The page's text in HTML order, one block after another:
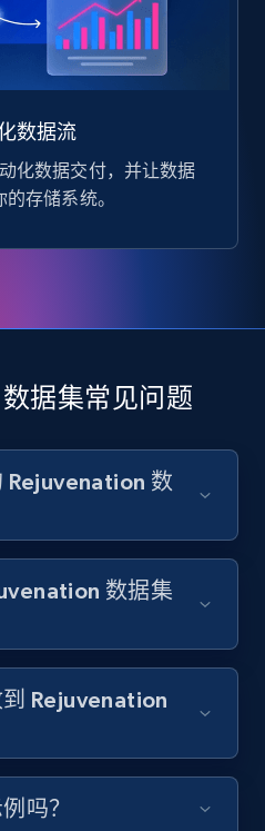
数据流
化数据交付，并让数据
存储系统。
据集常见问题
Rejuvenation 数
数据集
Rejuvenation
吗？